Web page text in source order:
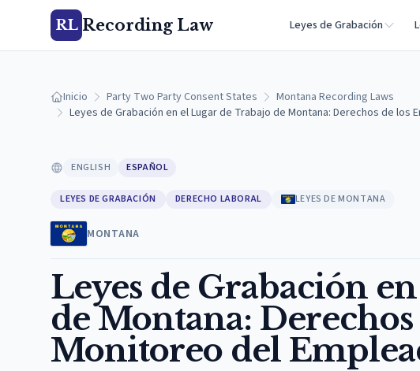
RL Recording Law Leyes de Grabación
Inicio Party Two Party Consent States
Montana Recording Laws
Leyes de Grabación en el Lugar de Trabajo de Montana: Derechos de los
ENGLISH ESPAÑOL
LEYES DE GRABACIÓN DERECHO LABORAL LEYES DE MONTANA
MONTANA
Leyes de Grabación
de Montana:
Monitoreo del